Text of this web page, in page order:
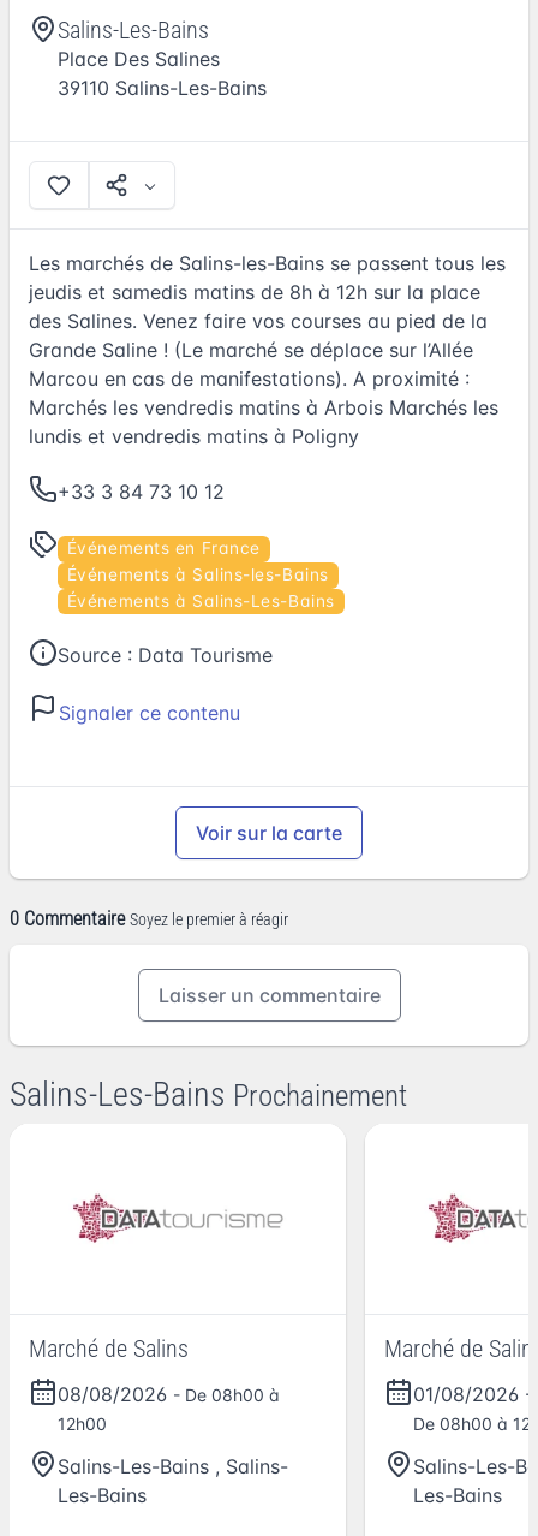
Salins-Les-Bains
Place Des Salines
39110 Salins-Les-Bains
Les marchés de Salins-les-Bains se passent tous les
jeudis et samedis matins de 8h à 12h sur la place
des Salines. Venez faire vos courses au pied de la
Grande Saline ! (Le marché se déplace sur l’Allée
Marcou en cas de manifestations). A proximité :
Marchés les vendredis matins à Arbois Marchés les
lundis et vendredis matins à Poligny
+33 3 84 73 10 12
Événements en France
Événements à Salins-les-Bains
Événements à Salins-Les-Bains
Source : Data Tourisme
Signaler ce contenu
Voir sur la carte
0 Commentaire Soyez le premier à réagir
Laisser un commentaire
Salins-Les-Bains Prochainement
Marché de Salins
08/08/2026 - De 08h00 à
12h00
Salins-Les-Bains , Salins-
Les-Bains
Marché de
01/08/2026 -
De 08h00 à
Salins-Les-
Les-Bains